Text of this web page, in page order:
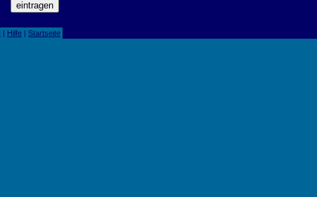
| Hilfe | Startseite